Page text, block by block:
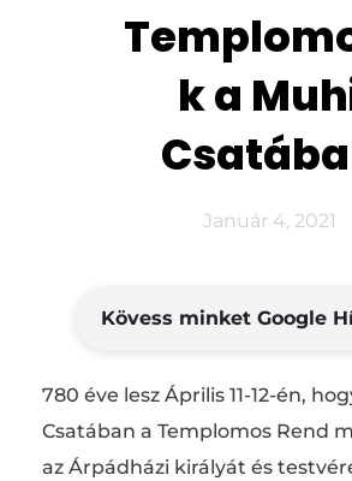
k a
Január 4, 2021
Kövess minket Google
780 éve lesz Április 11-12-én,
Csatában a Templomos Rend
az Árpádházi királyát és